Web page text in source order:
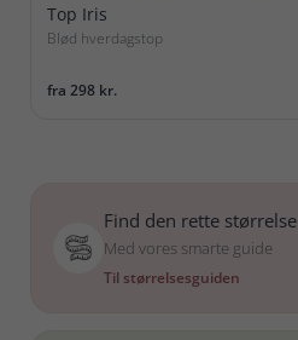
Top Iris
Blød hverdagstop
fra 298 kr.
Find den rette størrelse
Med vores smarte guide
Til størrelsesguiden